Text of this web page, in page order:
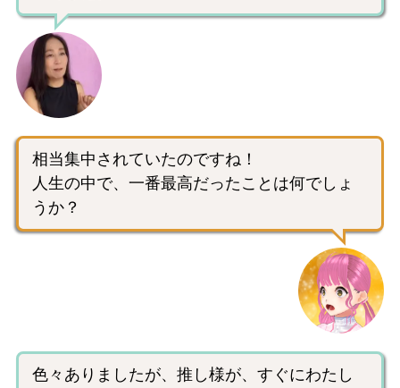
相当集中されていたのですね！
人生の中で、一番最高だったことは何でしょ
うか？
色々ありましたが、推し様が、すぐにわたし